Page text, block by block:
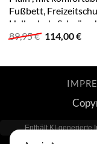
Fußbett,
Halbschuh,
89,95€
Preis
89,95 €
114,00€